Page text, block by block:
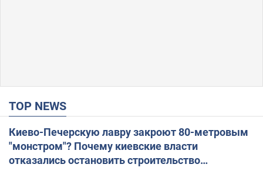
TOP NEWS
Киево-Печерскую лавру закроют 80-метровым
"монстром"? Почему киевские власти
отказались остановить строительство